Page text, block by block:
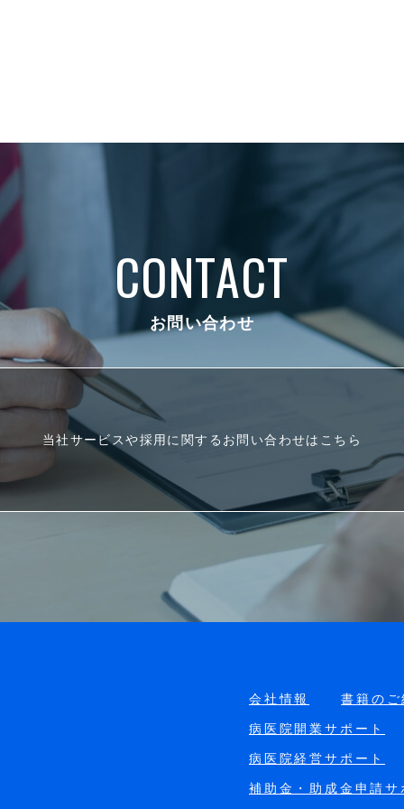
CONTACT
お問い合わせ
当社サービスや採用に関するお問い合わせはこちら
会社情報 書籍の
病医院開業サポート
病医院経営サポート
補助金・助成金申請サ